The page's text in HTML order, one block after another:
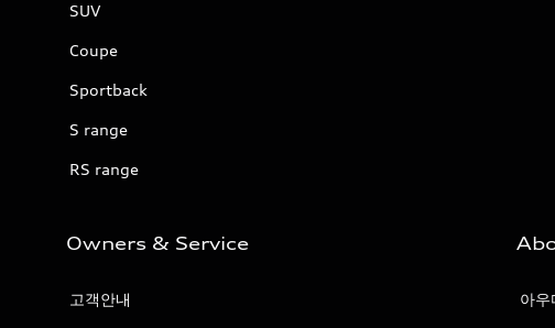
SUV
Coupe
Sportback
S range
RS range
Owners & Service
고객안내 아우